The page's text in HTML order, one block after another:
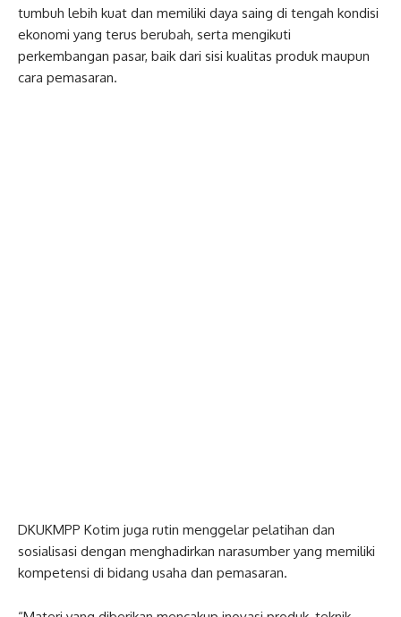
tumbuh lebih kuat dan memiliki daya saing di tengah kondisi
ekonomi yang terus berubah, serta mengikuti
perkembangan pasar, baik dari sisi kualitas produk maupun
cara pemasaran.
DKUKMPP Kotim juga rutin menggelar pelatihan dan
sosialisasi dengan menghadirkan narasumber yang memiliki
kompetensi di bidang usaha dan pemasaran.